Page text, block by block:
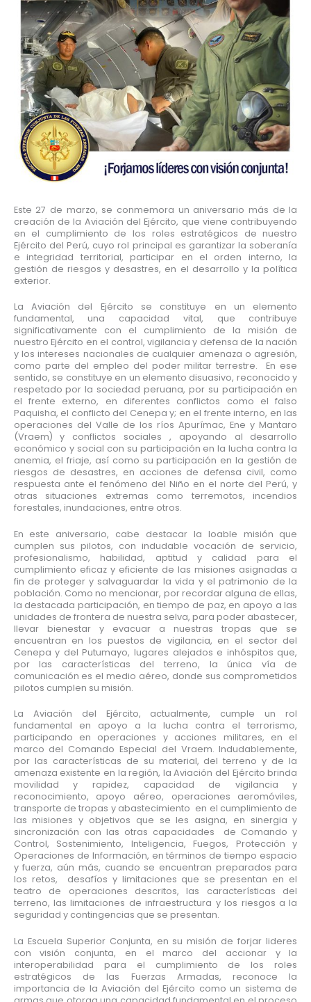
Este 27 de marzo, se conmemora un aniversario más de la
creación de la Aviación del Ejército, que viene contribuyendo
en el cumplimiento de los roles estratégicos de nuestro
Ejército del Perú, cuyo rol principal es garantizar la soberanía
e integridad territorial, participar en el orden interno, la
gestión de riesgos y desastres, en el desarrollo y la política
exterior.
La Aviación del Ejército se constituye en un elemento
fundamental, una capacidad vital, que contribuye
significativamente con el cumplimiento de la misión de
nuestro Ejército en el control, vigilancia y defensa de la nación
y los intereses nacionales de cualquier amenaza o agresión,
como parte del empleo del poder militar terrestre. En ese
sentido, se constituye en un elemento disuasivo, reconocido y
respetado por la sociedad peruana, por su participación en
el frente externo, en diferentes conflictos como el falso
Paquisha, el conflicto del Cenepa y; en el frente interno, en las
operaciones del Valle de los ríos Apurímac, Ene y Mantaro
(Vraem) y conflictos sociales , apoyando al desarrollo
económico y social con su participación en la lucha contra la
anemia, el friaje, así como su participación en la gestión de
riesgos de desastres, en acciones de defensa civil, como
respuesta ante el fenómeno del Niño en el norte del Perú, y
otras situaciones extremas como terremotos, incendios
forestales, inundaciones, entre otros.
En este aniversario, cabe destacar la loable misión que
cumplen sus pilotos, con indudable vocación de servicio,
profesionalismo, habilidad, aptitud y calidad para el
cumplimiento eficaz y eficiente de las misiones asignadas a
fin de proteger y salvaguardar la vida y el patrimonio de la
población. Como no mencionar, por recordar alguna de ellas,
la destacada participación, en tiempo de paz, en apoyo a las
unidades de frontera de nuestra selva, para poder abastecer,
llevar bienestar y evacuar a nuestras tropas que se
encuentran en los puestos de vigilancia, en el sector del
Cenepa y del Putumayo, lugares alejados e inhóspitos que,
por las características del terreno, la única vía de
comunicación es el medio aéreo, donde sus comprometidos
pilotos cumplen su misión.
La Aviación del Ejército, actualmente, cumple un rol
fundamental en apoyo a la lucha contra el terrorismo,
participando en operaciones y acciones militares, en el
marco del Comando Especial del Vraem. Indudablemente,
por las características de su material, del terreno y de la
amenaza existente en la región, la Aviación del Ejército brinda
movilidad y rapidez, capacidad de vigilancia y
reconocimiento, apoyo aéreo, operaciones aeromóviles,
transporte de tropas y abastecimiento en el cumplimiento de
las misiones y objetivos que se les asigna, en sinergia y
sincronización con las otras capacidades de Comando y
Control, Sostenimiento, Inteligencia, Fuegos, Protección y
Operaciones de Información, en términos de tiempo espacio
y fuerza, aún más, cuando se encuentran preparados para
los retos, desafíos y limitaciones que se presentan en el
teatro de operaciones descritos, las características del
terreno, las limitaciones de infraestructura y los riesgos a la
seguridad y contingencias que se presentan.
La Escuela Superior Conjunta, en su misión de forjar lideres
con visión conjunta, en el marco del accionar y la
interoperabilidad para el cumplimiento de los roles
estratégicos de las Fuerzas Armadas, reconoce la
importancia de la Aviación del Ejército como un sistema de